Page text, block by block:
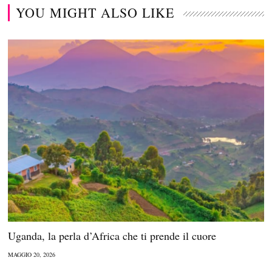
YOU MIGHT ALSO LIKE
Uganda, la perla d’Africa che ti prende il cuore
MAGGIO 20, 2026